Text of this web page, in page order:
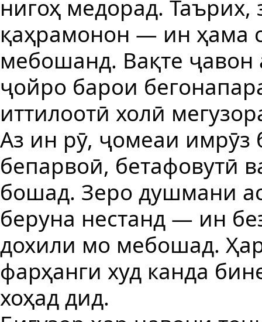
нигоҳ медорад. Таърих,
қаҳрамонон — ин ҳама
мебошанд. Вақте
ҷойро барои
иттилоотӣ холӣ
Аз ин рӯ, ҷомеаи имрӯз
бепарвоӣ, бетафовутӣ
бошад. Зеро душмани
беруна нестанд — ин
дохили мо мебошад.
фарҳанги худ канда
хоҳад дид.